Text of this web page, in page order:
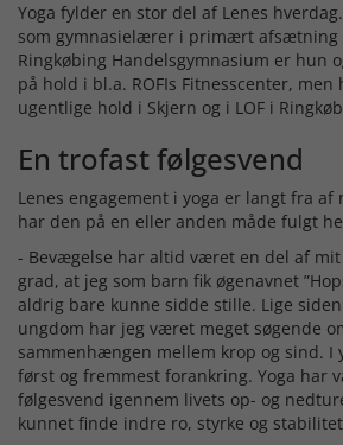
Yoga fylder en stor del af Lenes
som gymnasielærer i primært afsætning
Ringkøbing Handelsgymnasium er hun
på hold i bl.a. ROFIs Fitnesscenter, men
ugentlige hold i Skjern og i LOF i
En trofast følgesvend
Lenes engagement i yoga er langt fra af
har den på en eller anden måde fulgt
- Bevægelse har altid været en del af mit
grad, at jeg som barn fik øgenavnet
aldrig bare kunne sidde stille. Lige
ungdom har jeg været meget søgende
sammenhængen mellem krop og sind. I
først og fremmest forankring. Yoga har
følgesvend igennem livets op- og
kunnet finde indre ro, styrke og